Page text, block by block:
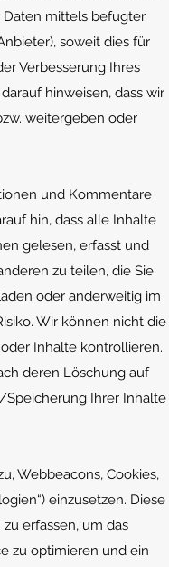
Daten mittels befugter
soweit dies für
Verbesserung Ihres
hinweisen, dass wir
weitergeben oder
und Kommentare
hin, dass alle Inhalte
gelesen, erfasst und
zu teilen, die Sie
oder anderweitig im
Wir können nicht die
Inhalte kontrollieren.
deren Löschung auf
Ihrer Inhalte
Webbeacons, Cookies,
einzusetzen. Diese
erfassen, um das
zu optimieren und ein